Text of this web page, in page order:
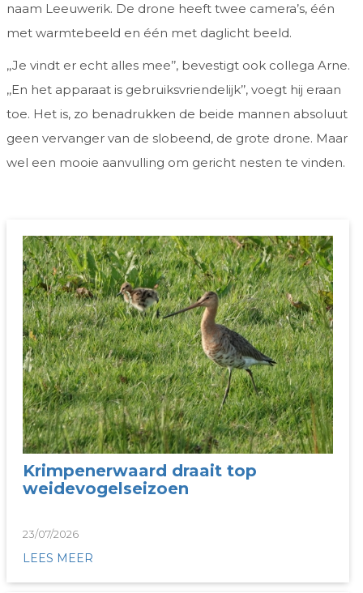
naam Leeuwerik. De drone heeft twee camera’s, één
met warmtebeeld en één met daglicht beeld.
,,Je vindt er echt alles mee’’, bevestigt ook collega Arne.
,,En het apparaat is gebruiksvriendelijk’’, voegt hij eraan
toe. Het is, zo benadrukken de beide mannen absoluut
geen vervanger van de slobeend, de grote drone. Maar
wel een mooie aanvulling om gericht nesten te vinden.
Krimpenerwaard draait top
weidevogelseizoen
23/07/2026
LEES MEER